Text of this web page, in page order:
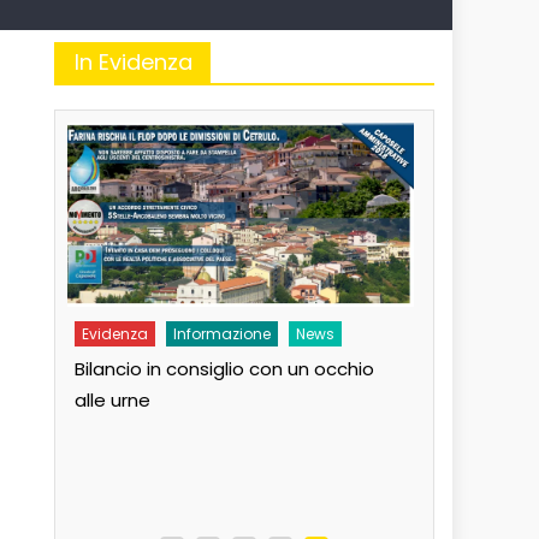
In Evidenza
Evidenza Informazione News
Bilancio in consiglio con un occhio
alle urne